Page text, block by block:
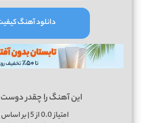
دانلود آهنگ کیفیت
این آهنگ را چقدر
امتیاز0.0از 5 | بر اساس